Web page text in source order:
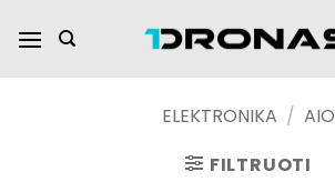
turinį
ELEKTRONIKA / AIO
FILTRUOTI